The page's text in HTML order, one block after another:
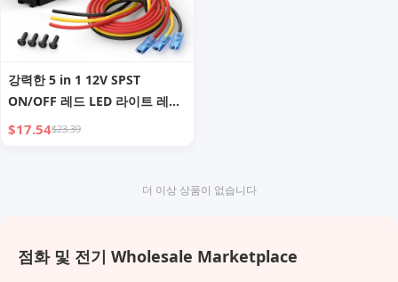
강력한 5 in 1 12V SPST
ON/OFF 레드 LED 라이트 레이
싱 카 점화 시동 스위치 패널 푸
$17.54$23.39
더 이상 상품이 없습니다
점화 및 전기 Wholesale Marketplace